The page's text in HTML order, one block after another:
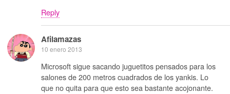
Reply
Afilamazas
10 enero 2013
Microsoft sigue sacando juguetitos pensados para los
salones de 200 metros cuadrados de los yankis. Lo
que no quita para que esto sea bastante acojonante.